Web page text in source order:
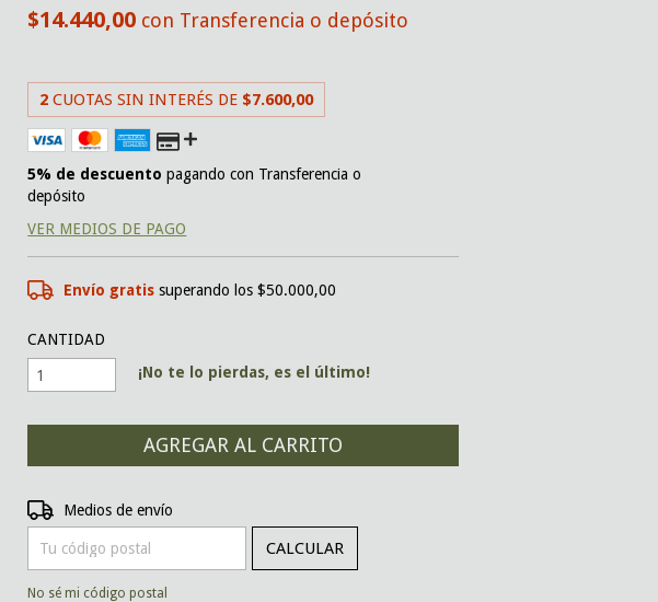
$14.440,00 con Transferencia o depósito
2 CUOTAS SIN INTERÉS DE $7.600,00
5% de descuento pagando con Transferencia o
depósito
VER MEDIOS DE PAGO
Envío gratis superando los $50.000,00
CANTIDAD
¡No te lo pierdas, es el último!
Entregas para el CP:
Medios de envío
CALCULAR
No sé mi código postal